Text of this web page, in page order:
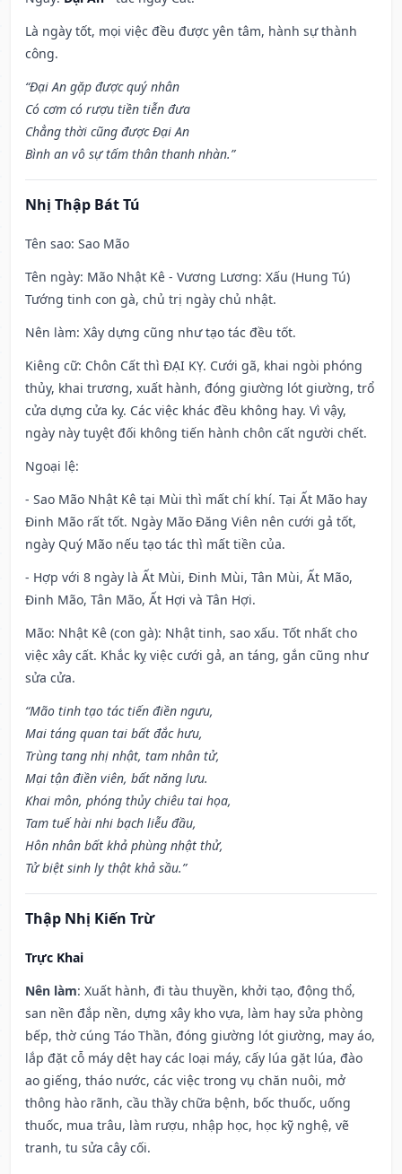
Là ngày tốt, mọi việc đều được yên tâm, hành sự thành
công.
“Đại An gặp được quý nhân
Có cơm có rượu tiền tiễn đưa
Chẳng thời cũng được Đại An
Bình an vô sự tấm thân thanh nhàn.”
Nhị Thập Bát Tú
Tên sao: Sao Mão
Tên ngày: Mão Nhật Kê - Vương Lương: Xấu (Hung Tú)
Tướng tinh con gà, chủ trị ngày chủ nhật.
Nên làm: Xây dựng cũng như tạo tác đều tốt.
Kiêng cữ: Chôn Cất thì ĐẠI KỴ. Cưới gã, khai ngòi phóng
thủy, khai trương, xuất hành, đóng giường lót giường, trổ
cửa dựng cửa kỵ. Các việc khác đều không hay. Vì vậy,
ngày này tuyệt đối không tiến hành chôn cất người chết.
Ngoại lệ:
- Sao Mão Nhật Kê tại Mùi thì mất chí khí. Tại Ất Mão hay
Đinh Mão rất tốt. Ngày Mão Đăng Viên nên cưới gả tốt,
ngày Quý Mão nếu tạo tác thì mất tiền của.
- Hợp với 8 ngày là Ất Mùi, Đinh Mùi, Tân Mùi, Ất Mão,
Đinh Mão, Tân Mão, Ất Hợi và Tân Hợi.
Mão: Nhật Kê (con gà): Nhật tinh, sao xấu. Tốt nhất cho
việc xây cất. Khắc kỵ việc cưới gả, an táng, gắn cũng như
sửa cửa.
“Mão tinh tạo tác tiến điền ngưu,
Mai táng quan tai bất đắc hưu,
Trùng tang nhị nhật, tam nhân tử,
Mại tận điền viên, bất năng lưu.
Khai môn, phóng thủy chiêu tai họa,
Tam tuế hài nhi bạch liễu đầu,
Hôn nhân bất khả phùng nhật thử,
Tử biệt sinh ly thật khả sầu.”
Thập Nhị Kiến Trừ
Trực Khai
Nên làm: Xuất hành, đi tàu thuyền, khởi tạo, động thổ,
san nền đắp nền, dựng xây kho vựa, làm hay sửa phòng
bếp, thờ cúng Táo Thần, đóng giường lót giường, may áo,
lắp đặt cỗ máy dệt hay các loại máy, cấy lúa gặt lúa, đào
ao giếng, tháo nước, các việc trong vụ chăn nuôi, mở
thông hào rãnh, cầu thầy chữa bệnh, bốc thuốc, uống
thuốc, mua trâu, làm rượu, nhập học, học kỹ nghệ, vẽ
tranh, tu sửa cây cối.